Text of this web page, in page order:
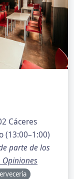
Cáceres
(13:00–1:00)
parte de los
Opiniones